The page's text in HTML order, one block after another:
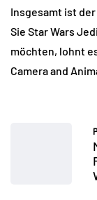
Insgesamt ist
Sie Star Wars
möchten, lohnt
Camera and